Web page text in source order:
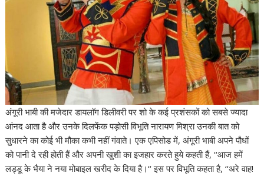
अंगूरी भाबी की मजेदार डायलाॅग डिलीवरी पर शो के कई प्रशंसकों को सबसे ज्यादा
आंनद आता है और उनके दिलफेंक पड़ोसी विभूति नारायण मिश्रा उनकी बात को
सुधारने का कोई भी मौका कभी नहीं गंवाते। एक एपिसोड में, अंगूरी भाबी अपने पौधों
को पानी दे रही होती हैं और अपनी खुशी का इजहार करते हुये कहती हैं, ‘‘आज हमें
लड्डू के भैया ने नया मोबाइल खरीद के दिया है।‘‘ इस पर विभूति कहता है, ‘‘अरे वाह!